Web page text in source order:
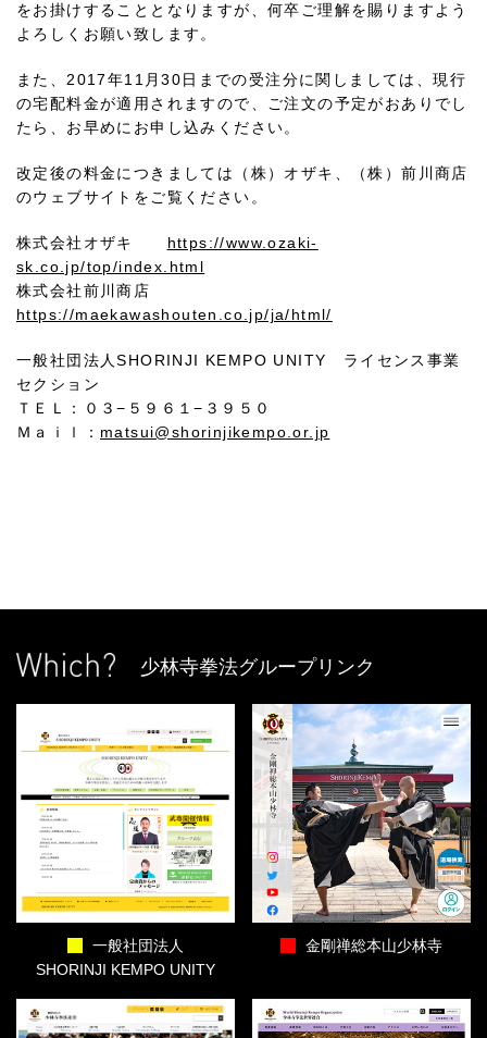
をお掛けすることとなりますが、何卒ご理解を賜りますよう
よろしくお願い致します。
また、2017年11月30日までの受注分に関しましては、現行
の宅配料金が適用されますので、ご注文の予定がおありでし
たら、お早めにお申し込みください。
改定後の料金につきましては（株）オザキ、（株）前川商店
のウェブサイトをご覧ください。
株式会社オザキ https://www.ozaki-
sk.co.jp/top/index.html
株式会社前川商店
https://maekawashouten.co.jp/ja/html/
一般社団法人SHORINJI KEMPO UNITY ライセンス事業
セクション
ＴＥＬ：０３−５９６１−３９５０
Ｍａｉｌ： matsui@shorinjikempo.or.jp
少林寺拳法グループリンク
一般社団法人
SHORINJI KEMPO UNITY
金剛禅総本山少林寺